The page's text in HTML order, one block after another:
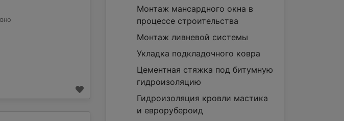
Монтаж мансардного окна в
процессе строительства
Монтаж ливневой системы
Укладка подкладочного ковра
Цементная стяжка под битумную
гидроизоляцию
Гидроизоляция кровли мастика
и еврорубероид